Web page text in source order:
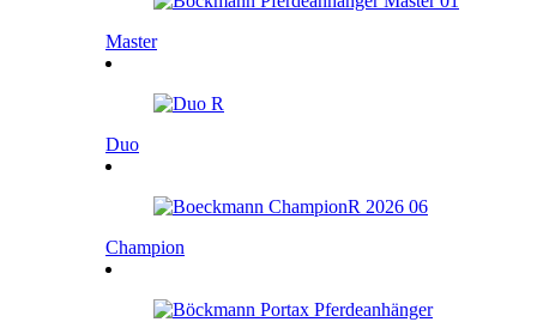
Master
Duo
Champion